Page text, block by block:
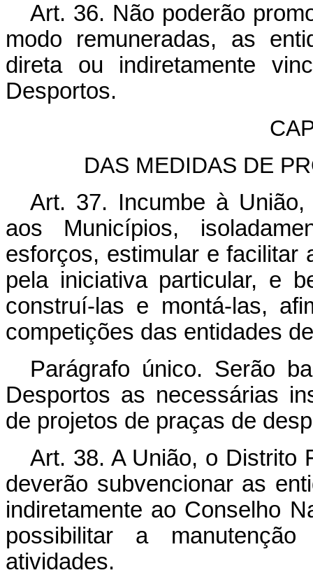
Art. 36. Não poderão
modo remuneradas, as
direta ou indiretamente
Desportos.
DAS MEDIDAS DE
Art. 37. Incumbe à
aos Municípios,
esforços, estimular e facilitar
pela iniciativa particular, e
construí-las e montá-las,
competições das entidades
Parágrafo único. Serão
Desportos as necessárias
de projetos de praças de
Art. 38. A União, o Distrito
deverão subvencionar as
indiretamente ao Conselho
possibilitar a
atividades.